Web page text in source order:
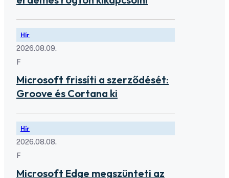
Hír
2026.08.09.
F
Microsoft frissíti a szerződését:
Groove és Cortana ki
Hír
2026.08.08.
F
Microsoft Edge megszünteti az